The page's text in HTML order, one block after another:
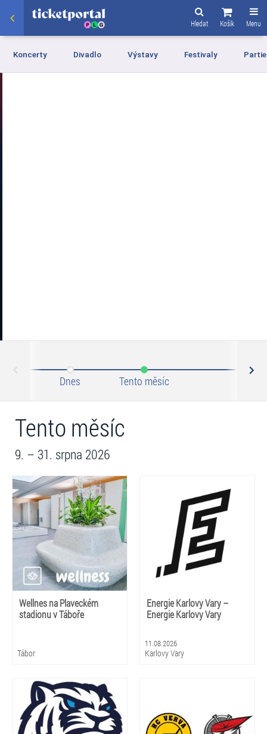
Menu
Košík
Hledat
Koncerty Divadlo Výstavy Festivaly
Dnes Tento měsíc
Tento měsíc
9. – 31. srpna 2026
Wellnes na Plaveckém
stadionu v Táboře
Tábor
Energie Karlovy Vary –
Energie Karlovy Vary
11.08.2026
Karlovy Vary